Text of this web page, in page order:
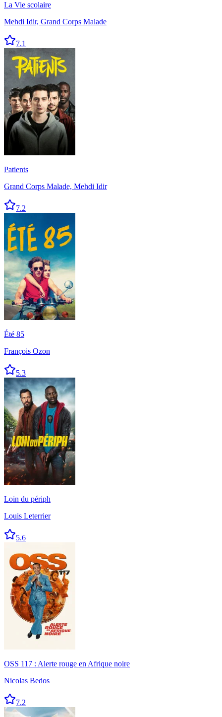
La Vie scolaire
Mehdi Idir, Grand Corps Malade
7.1
Patients
Grand Corps Malade, Mehdi Idir
7.2
Été 85
François Ozon
5.3
Loin du périph
Louis Leterrier
5.6
OSS 117 : Alerte rouge en Afrique noire
Nicolas Bedos
7.2